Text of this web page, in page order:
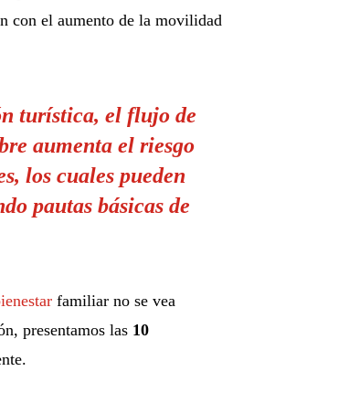
con el aumento de la movilidad
turística, el flujo de
aumenta el riesgo
los cuales pueden
pautas básicas de
familiar no se vea
presentamos las 10